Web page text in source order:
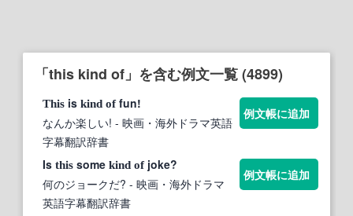
「this kind of」を含む例文一覧 (4899)
This is kind offun!
なんか楽しい! - 映画・海外ドラマ英語
字幕翻訳辞書
例文帳に追加
Is this some kind ofjoke?
何のジョークだ? - 映画・海外ドラマ
英語字幕翻訳辞書
例文帳に追加